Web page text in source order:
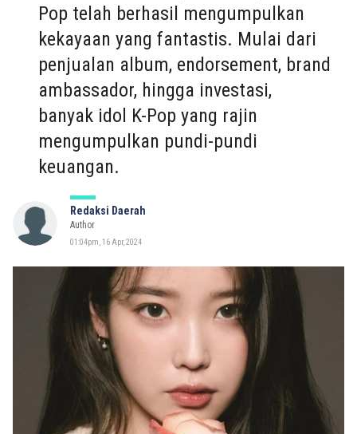
Pop telah berhasil mengumpulkan
kekayaan yang fantastis. Mulai dari
penjualan album, endorsement, brand
ambassador, hingga investasi,
banyak idol K-Pop yang rajin
mengumpulkan pundi-pundi
keuangan.
Redaksi Daerah
Author
01:04pm, 16 Apr, 2024